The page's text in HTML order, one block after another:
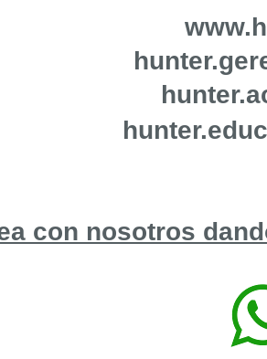
con nosotros